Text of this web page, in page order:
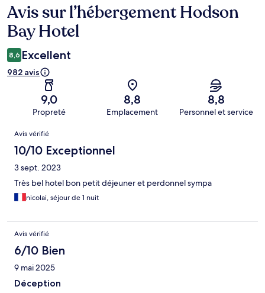
Avis
Avis sur l’hébergement Hodson
Bay Hotel
8,6 Excellent
982 avis
9,0
Propreté
8,8
Emplacement
8,8
Personnel et service
Avis
Avis vérifié
10/10 Exceptionnel
3 sept. 2023
Très bel hotel bon petit déjeuner et perdonnel sympa
nicolai, séjour de 1 nuit
Avis vérifié
6/10 Bien
9 mai 2025
Déception